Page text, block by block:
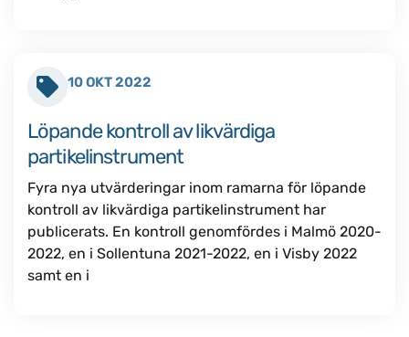
10 OKT 2022
Löpande kontroll av likvärdiga
partikelinstrument
Fyra nya utvärderingar inom ramarna för löpande
kontroll av likvärdiga partikelinstrument har
publicerats. En kontroll genomfördes i Malmö 2020-
2022, en i Sollentuna 2021-2022, en i Visby 2022
samt en i